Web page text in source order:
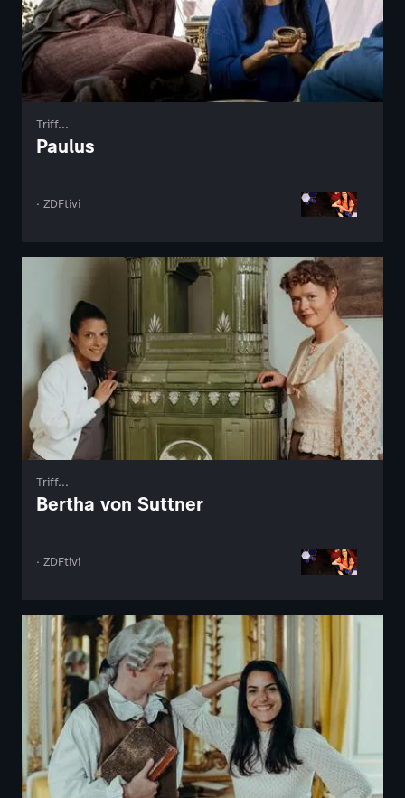
Triff...
Paulus
· ZDFtivi
Triff...
Bertha von Suttner
· ZDFtivi